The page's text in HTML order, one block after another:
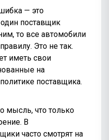
— это
поставщик
то все автомобили
Это не так.
иметь свои
на
поставщика.
мысль, что только
В
часто смотрят на